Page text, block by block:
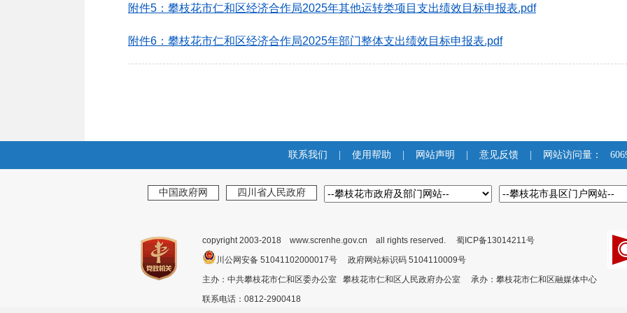
附件5：攀枝花市仁和区经济合作局2025年其他运转类项目支出绩效目标申报表.pdf
附件6：攀枝花市仁和区经济合作局2025年部门整体支出绩效目标申报表.pdf
联系我们 使用帮助 网站声明 意见反馈 网站访问量：
中国政府网 四川省人民政府
copyright 2003-2018 www.screnhe.gov.cn all rights reserved. 蜀ICP备13014211号
川公网安备 51041102000017号 政府网站标识码 5104110009号
主办：中共攀枝花市仁和区委办公室 攀枝花市仁和区人民政府办公室 承办：攀枝花市仁和区融媒体中心
联系电话：0812-2900418